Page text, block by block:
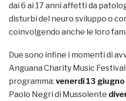
dai 6 ai 17 anni affetti da
disturbi del neuro sviluppo o
coinvolgendo anche le loro
Due sono infine i momenti di
Anguana Charity Music
programma: venerdì 13 giugno
Paolo Negri di Mussolente